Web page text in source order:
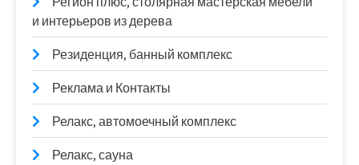
и интерьеров из дерева
Резиденция, банный комплекс
Реклама и Контакты
Релакс, автомоечный комплекс
Релакс, сауна